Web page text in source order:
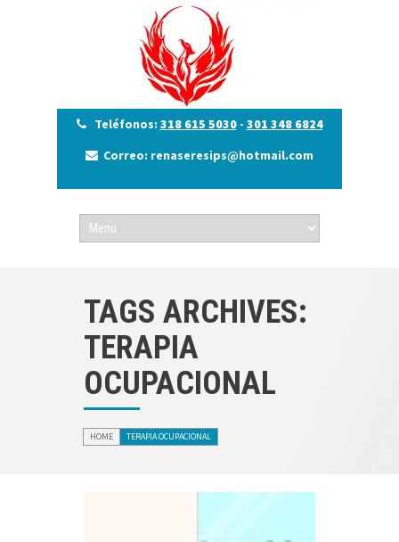
Teléfonos: 318 615 5030- 301 348 6824
Correo: renaseresips@hotmail.com
TAGS ARCHIVES:
TERAPIA
OCUPACIONAL
HOME TERAPIA OCUPACIONAL